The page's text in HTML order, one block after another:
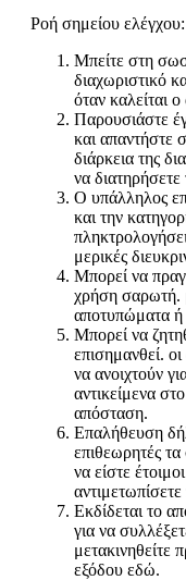
Ροή σημείου
Μπείτε στη
διαχωριστικό
όταν καλείται
Παρουσιάστε
και απαντήστε
διάρκεια της
να διατηρήσετε
Ο υπάλληλος
και την
μερικές
Μπορεί να
χρήση σαρωτή.
αποτυπώματα ή
Μπορεί να
επισημανθεί.
να ανοιχτούν
αντικείμενα
απόσταση.
Επαλήθευση
επιθεωρητές τα
να είστε
Εκδίδεται το
για να
μετακινηθείτε
εξόδου εδώ.